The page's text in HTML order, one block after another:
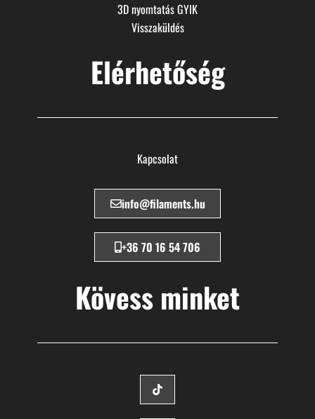
3D nyomtatás GYIK
Visszaküldés
Elérhetőség
Kapcsolat
info@filaments.hu
+36 70 16 54 706
Kövess minket